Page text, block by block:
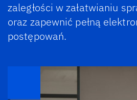
zaległości w załatwianiu
oraz zapewnić pełną
postępowań.